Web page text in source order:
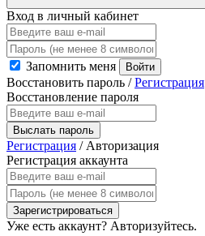
Вход в личный кабинет
Запомнить меня Войти
Восстановить пароль /Регистрация
Восстановление пароля
Выслать пароль
Регистрация / Авторизация
Регистрация аккаунта
Зарегистрироваться
Уже есть аккаунт? Авторизуйтесь.